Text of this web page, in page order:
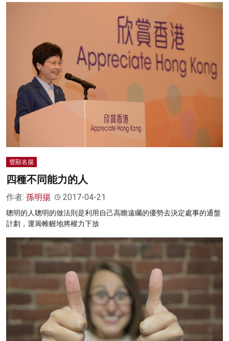
聲顯名揚
四種不同能力的人
作者: 孫明揚 2017-04-21
聰明的人聰明的做法則是利用自己高瞻遠矚的優勢去決定處事的通盤
計劃，運籌帷幄地將權力下放